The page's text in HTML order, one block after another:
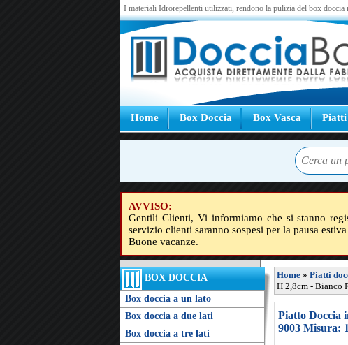
I materiali Idrorepellenti utilizzati, rendono la pulizia del box doccia
Home Box Doccia Box Vasca Piatti
AVVISO:
Gentili Clienti, Vi informiamo che si stanno
servizio clienti saranno sospesi per la pausa
Buone vacanze.
BOX DOCCIA
Box doccia a un lato
Box doccia a due lati
Box doccia a tre lati
Home » Piatti
H 2,8cm - Bianco
Piatto Doccia
9003 Misura: